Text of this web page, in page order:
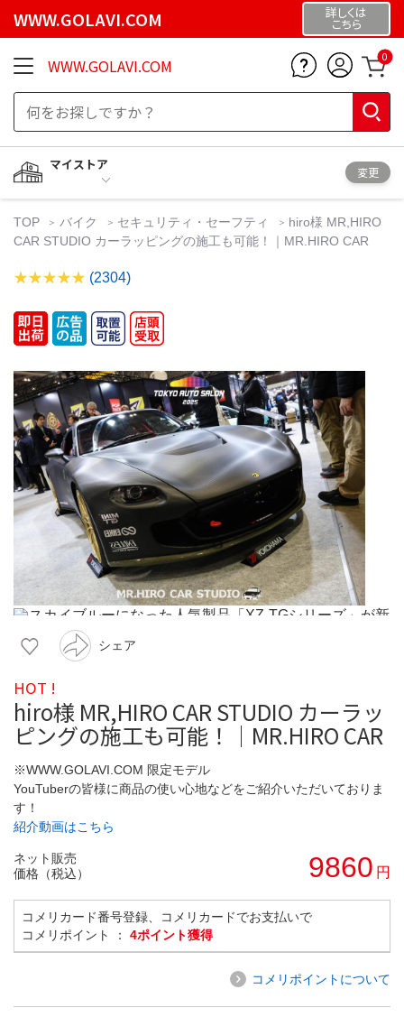
WWW.GOLAVI.COM 詳しくは
こちら
WWW.GOLAVI.COM 0
マイストア
変更
TOP バイク セキュリティ・セーフティ
hiro様 MR,HIRO
CAR STUDIO カーラッピングの施工も可能！｜MR.HIRO CAR
(2304)
シェア
HOT !
hiro様 MR,HIRO CAR STUDIO カーラッ
ピングの施工も可能！｜MR.HIRO CAR
※WWW.GOLAVI.COM 限定モデル
YouTuberの皆様に商品の使い心地などをご紹介いただいておりま
す！
紹介動画はこちら
ネット販売
価格（税込）
9860 円
コメリカード番号登録、コメリカードでお支払いで
コメリポイント ： 4ポイント獲得
コメリポイントについて